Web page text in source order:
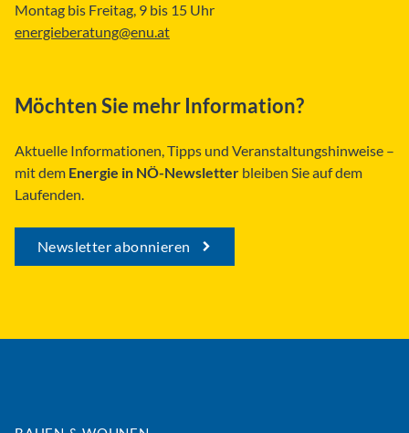
Montag bis Freitag, 9 bis 15 Uhr
energieberatung@enu.at
Möchten Sie mehr Information?
Aktuelle Informationen, Tipps und Veranstaltungshinweise –
mit dem Energie in NÖ-Newsletter bleiben Sie auf dem
Laufenden.
Newsletter abonnieren